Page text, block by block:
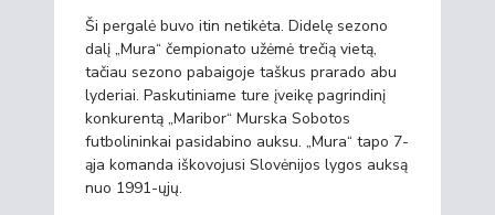
Ši pergalė buvo itin netikėta. Didelę sezono
dalį „Mura“ čempionato užėmė trečią vietą,
tačiau sezono pabaigoje taškus prarado abu
lyderiai. Paskutiniame ture įveikę pagrindinį
konkurentą „Maribor“ Murska Sobotos
futbolininkai pasidabino auksu. „Mura“ tapo 7-
ąja komanda iškovojusi Slovėnijos lygos auksą
nuo 1991-ųjų.